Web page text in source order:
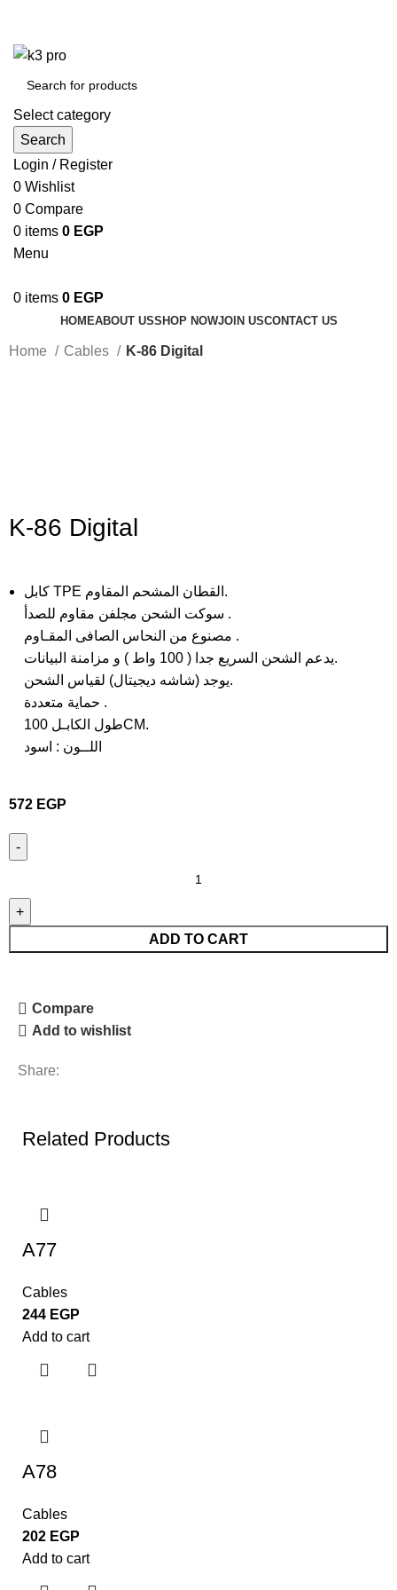
Select category
Search
Login / Register
0 Wishlist
0 Compare
0 items 0 EGP
Menu
0 items 0 EGP
HOMEABOUT USSHOP NOWJOIN USCONTACT US
Home Cables K-86 Digital
K-86 Digital
كابل TPE القطان المشحم المقاوم.
سوكت الشحن مجلفن مقاوم للصدأ .
مصنوع من النحاس الصافى المقـاوم .
يدعم الشحن السريع جدا ( 100 واط ) و مزامنة البيانات.
يوجد (شاشه ديجيتال) لقياس الشحن.
حماية متعددة .
طول الكابـل 100CM.
اللــون : اسود
572 EGP
ADD TO CART
Compare
Add to wishlist
Share:
Related Products
A77
Cables
244 EGP
Add to cart
A78
Cables
202 EGP
Add to cart